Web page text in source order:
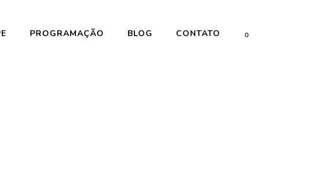
0
PROGRAMAÇÃO BLOG CONTATO